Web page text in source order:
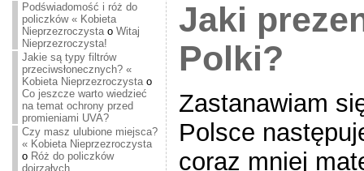
Podświadomość i róż do
policzków « Kobieta
Nieprzezroczystao Witaj
Nieprzezroczysta!
Jakie są typy filtrów
przeciwsłonecznych? «
Kobieta Nieprzezroczystao
Co jeszcze warto wiedzieć
na temat ochrony przed
promieniami UVA?
Czy masz ulubione miejsca?
« Kobieta Nieprzezroczysta
o Róż do policzków
dojrzałych
Jaki
Polki?
Zastanawiam
Polsce
coraz mniej